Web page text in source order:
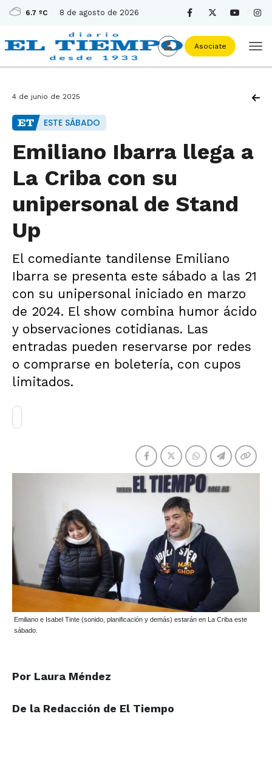
6.7 ºC 8 de agosto de 2026
Asociate
4 de junio de 2025
ESTE SÁBADO
Emiliano Ibarra llega a
La Criba con su
unipersonal de Stand
Up
El comediante tandilense Emiliano
Ibarra se presenta este sábado a las 21
con su unipersonal iniciado en marzo
de 2024. El show combina humor ácido
y observaciones cotidianas. Las
entradas pueden reservarse por redes
o comprarse en boletería, con cupos
limitados.
Emiliano e Isabel Tinte (sonido, planificación y demás) estarán en La Criba este
sábado.
Por Laura Méndez
De la Redacción de El Tiempo